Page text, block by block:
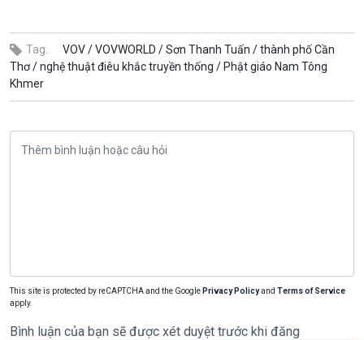
Tag: VOV /VOVWORLD /Sơn Thanh Tuấn /thành phố Cần
Thơ /nghệ thuật điêu khắc truyền thống / Phật giáo Nam Tông
Khmer
This site is protected by reCAPTCHA and the Google Privacy Policyand Terms of Service
apply.
Bình luận của bạn sẽ được xét duyệt trước khi đăng